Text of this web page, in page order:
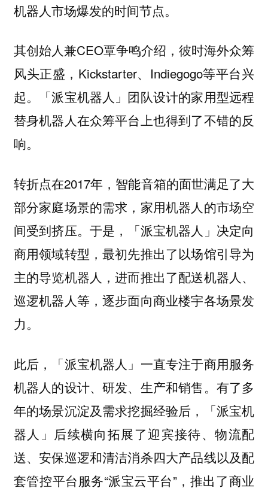
机器人市场爆发的时间节点。
其创始人兼CEO覃争鸣介绍，彼时海外众筹
风头正盛，Kickstarter、Indiegogo等平台兴
起。「派宝机器人」团队设计的家用型远程
替身机器人在众筹平台上也得到了不错的反
响。
转折点在2017年， 智能音箱的面世满足了大
部分家庭场景的需求，家用机器人的市场空
间受到挤压。 于是，「派宝机器人」决定向
商用领域转型，最初先推出了以场馆引导为
主的导览机器人，进而推出了配送机器人、
巡逻机器人等，逐步面向商业楼宇各场景发
力。
此后，「派宝机器人」一直专注于商用服务
机器人的设计、研发、生产和销售。有了多
年的场景沉淀及需求挖掘经验后，「派宝机
器人」后续横向拓展了迎宾接待、物流配
送、安保巡逻和清洁消杀四大产品线以及配
套管控平台服务“派宝云平台”， 推出了商业